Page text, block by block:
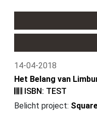
14-04-2018
Het Belang van
ISBN: TEST
Belicht project: